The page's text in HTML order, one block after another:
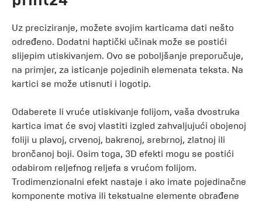
Uz preciziranje, možete svojim karticama dati nešto
određeno. Dodatni haptički učinak može se postići
slijepim utiskivanjem. Ovo se poboljšanje preporučuje,
na primjer, za isticanje pojedinih elemenata teksta. Na
kartici se može utisnuti i logotip.
Odaberete li vruće utiskivanje folijom, vaša dvostruka
kartica imat će svoj vlastiti izgled zahvaljujući obojenoj
foliji u plavoj, crvenoj, bakrenoj, srebrnoj, zlatnoj ili
brončanoj boji. Osim toga, 3D efekti mogu se postići
odabirom reljefnog reljefa s vrućom folijom.
Trodimenzionalni efekt nastaje i ako imate pojedinačne
komponente motiva ili tekstualne elemente obrađene